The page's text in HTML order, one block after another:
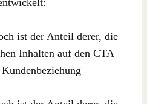
ist der Anteil derer, die
Inhalten auf den CTA